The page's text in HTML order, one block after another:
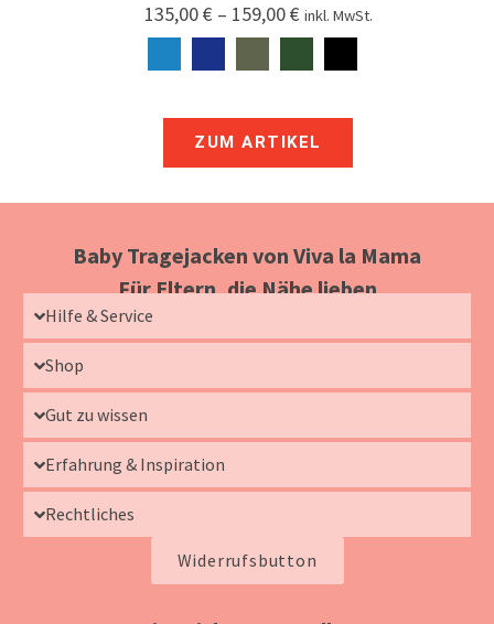
135,00€– 159,00€ inkl. MwSt.
ZUM ARTIKEL
Baby Tragejacken von Viva la Mama
Für Eltern, die Nähe lieben
Hilfe & Service
Shop
Gut zu wissen
Erfahrung & Inspiration
Rechtliches
Widerrufsbutton